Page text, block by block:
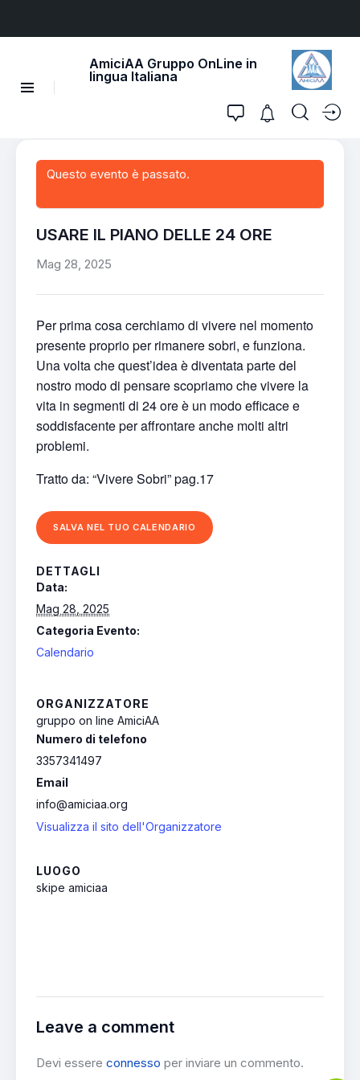
AmiciAA Gruppo OnLine in
lingua Italiana
Questo evento è passato.
USARE IL PIANO DELLE 24 ORE
Mag 28, 2025
Per prima cosa cerchiamo di vivere nel momento
presente proprio per rimanere sobri, e funziona.
Una volta che quest’idea è diventata parte del
nostro modo di pensare scopriamo che vivere la
vita in segmenti di 24 ore è un modo efficace e
soddisfacente per affrontare anche molti altri
problemi.
Tratto da: “Vivere Sobri” pag.17
SALVA NEL TUO CALENDARIO
DETTAGLI
Data:
Mag 28, 2025
Categoria Evento:
Calendario
ORGANIZZATORE
gruppo on line AmiciAA
Numero di telefono
3357341497
Email
info@amiciaa.org
Visualizza il sito dell'Organizzatore
LUOGO
skipe amiciaa
Leave a comment
Devi essere connesso per inviare un commento.